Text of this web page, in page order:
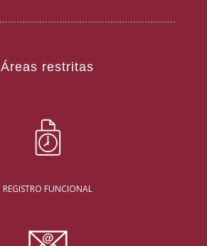
Áreas restritas
REGISTRO FUNCIONAL